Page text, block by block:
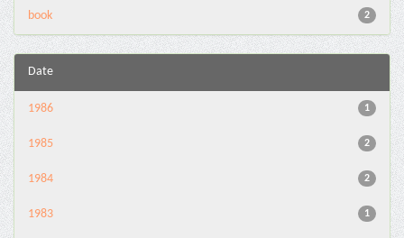
2
book
Date
1
1986
2
1985
2
1984
1
1983